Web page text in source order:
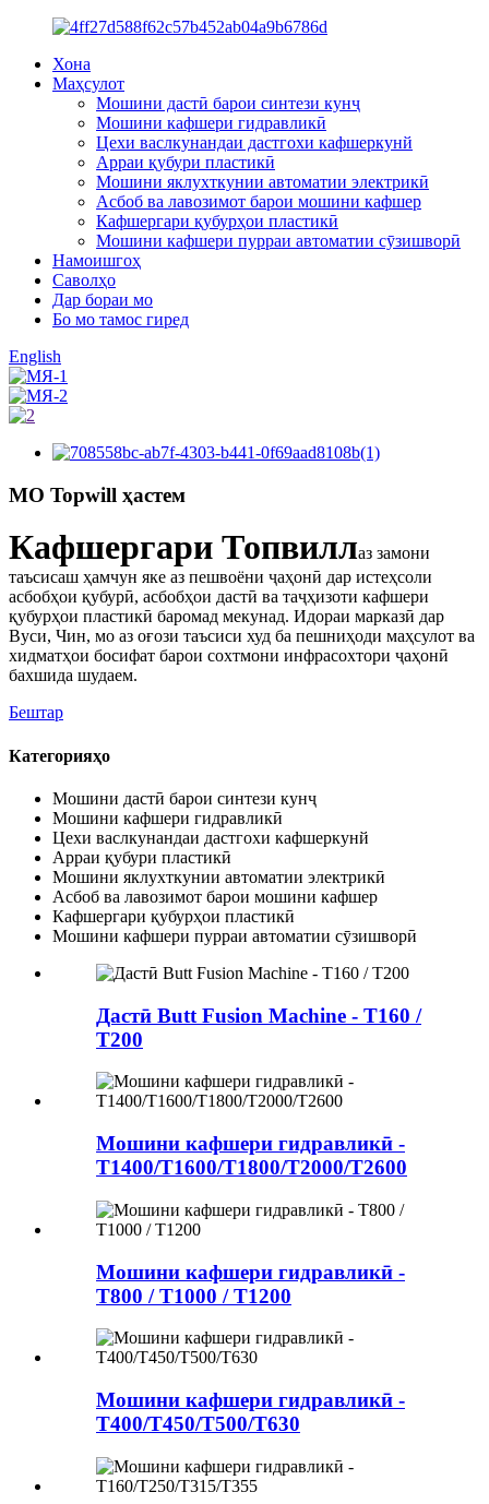
Хона
Маҳсулот
Мошини дастӣ барои синтези кунҷ
Мошини кафшери гидравликӣ
Цехи васлкунандаи дастгохи кафшеркунй
Арраи қубури пластикӣ
Мошини яклухткунии автоматии электрикӣ
Асбоб ва лавозимот барои мошини кафшер
Кафшергари қубурҳои пластикӣ
Мошини кафшери пурраи автоматии сӯзишворӣ
Намоишгоҳ
Саволҳо
Дар бораи мо
Бо мо тамос гиред
English
МО Topwill ҳастем
Кафшергари Топвиллаз замони
таъсисаш ҳамчун яке аз пешвоёни ҷаҳонӣ дар истеҳсоли
асбобҳои қубурӣ, асбобҳои дастӣ ва таҷҳизоти кафшери
қубурҳои пластикӣ баромад мекунад. Идораи марказӣ дар
Вуси, Чин, мо аз оғози таъсиси худ ба пешниҳоди маҳсулот ва
хидматҳои босифат барои сохтмони инфрасохтори ҷаҳонӣ
бахшида шудаем.
Бештар
Категорияҳо
Мошини дастӣ барои синтези кунҷ
Мошини кафшери гидравликӣ
Цехи васлкунандаи дастгохи кафшеркунй
Арраи қубури пластикӣ
Мошини яклухткунии автоматии электрикӣ
Асбоб ва лавозимот барои мошини кафшер
Кафшергари қубурҳои пластикӣ
Мошини кафшери пурраи автоматии сӯзишворӣ
Дастӣ Butt Fusion Machine - T160 /
T200
Мошини кафшери гидравликӣ -
T1400/T1600/T1800/T2000/T2600
Мошини кафшери гидравликӣ -
T800 / T1000 / T1200
Мошини кафшери гидравликӣ -
T400/T450/T500/T630